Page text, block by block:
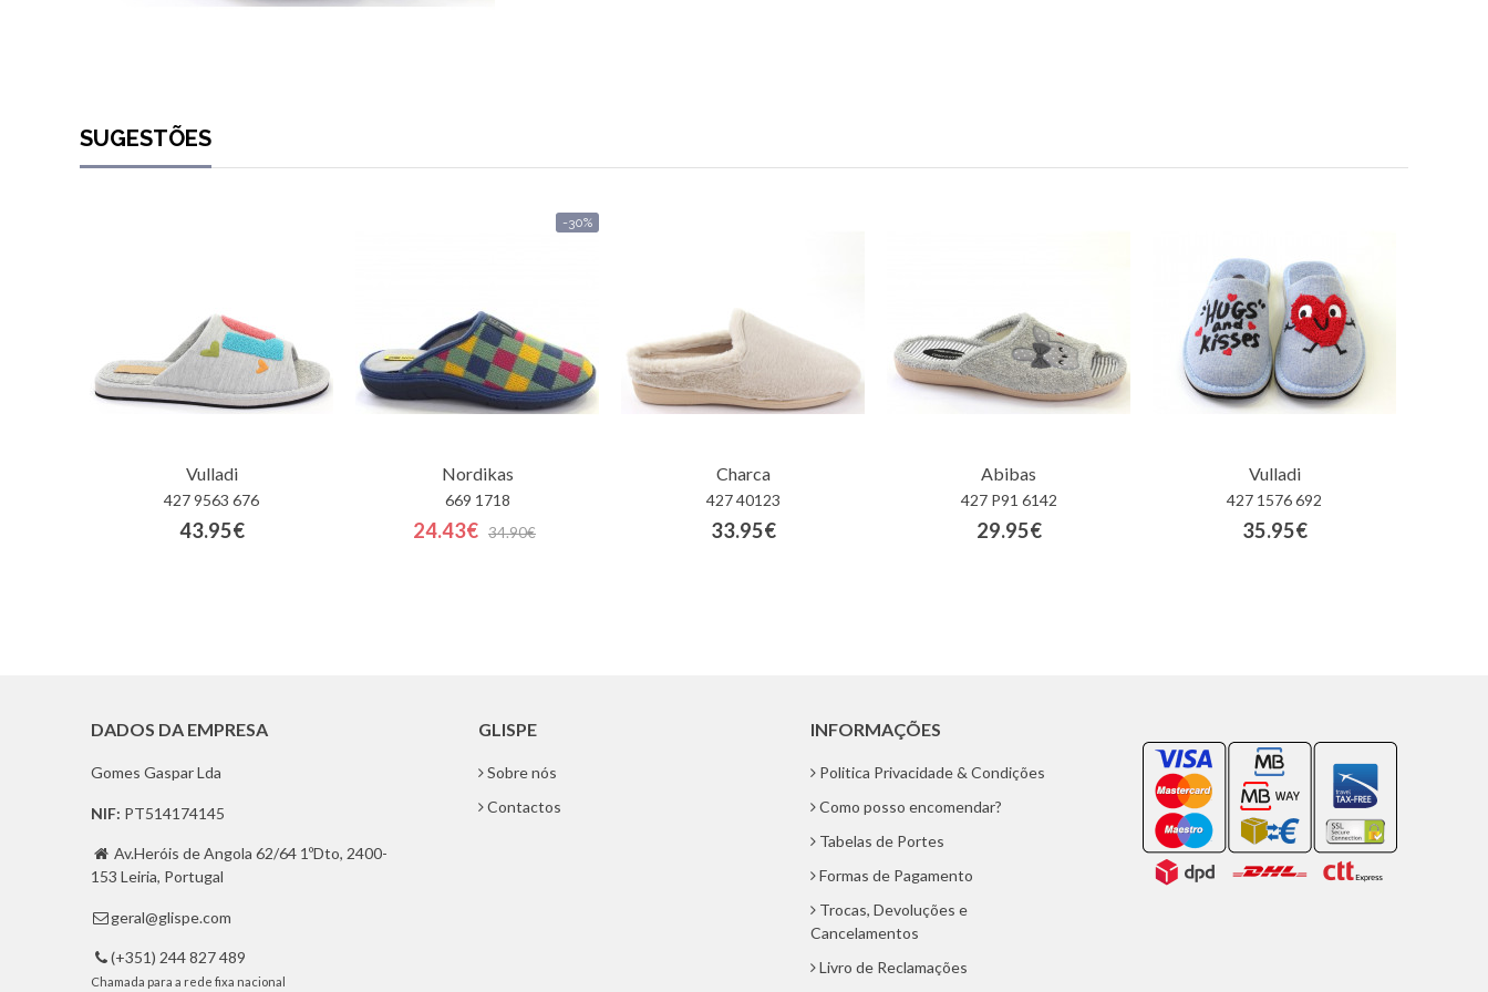
SUGESTÕES
Vulladi
427 9563 676
43.95€
-30%
Nordikas
669 1718
24.43€ 34.90€
Charca
427 40123
33.95€
Abibas
427 P91 6142
29.95€
Vulladi
427 1576 692
35.95€
DADOS DA EMPRESA
Gomes Gaspar Lda
NIF: PT514174145
 Av.Heróis de Angola 62/64 1ºDto, 2400-
153 Leiria, Portugal
 geral@glispe.com
 (+351) 244 827 489
Chamada para a rede fixa nacional
GLISPE
Sobre nós
Contactos
INFORMAÇÕES
Politica Privacidade & Condições
Como posso encomendar?
Tabelas de Portes
Formas de Pagamento
Trocas, Devoluções e
Cancelamentos
Livro de Reclamações